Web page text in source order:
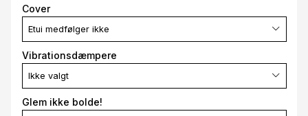
Cover
Etui medfølger ikke
Vibrationsdæmpere
Ikke valgt
Glem ikke bolde!